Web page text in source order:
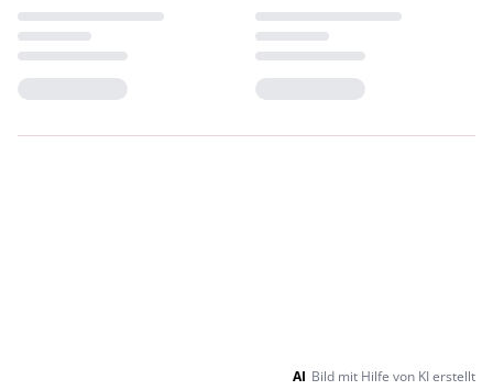
AI Bild mit Hilfe von KI erstellt